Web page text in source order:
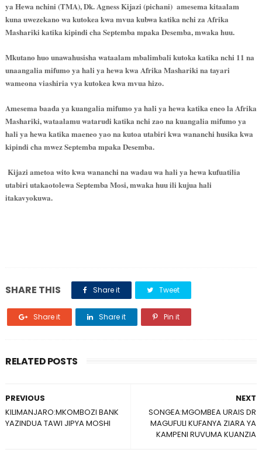
ya Hewa nchini (TMA), Dk. Agness Kijazi (pichani) amesema kitaalam
kuna uwezekano wa kutokea kwa mvua kubwa katika nchi za Afrika
Mashariki katika kipindi cha Septemba mpaka Desemba, mwaka huu.
Mkutano huo unawahusisha wataalam mbalimbali kutoka katika nchi 11 na
unaangalia mifumo ya hali ya hewa kwa Afrika Mashariki na tayari
wameona viashiria vya kutokea kwa mvua hizo.
Amesema baada ya kuangalia mifumo ya hali ya hewa katika eneo la Afrika
Mashariki, wataalamu watarudi katika nchi zao na kuangalia mifumo ya
hali ya hewa katika maeneo yao na kutoa utabiri kwa wananchi husika kwa
kipindi cha mwez Septemba mpaka Desemba.
Kijazi ametoa wito kwa wananchi na wadau wa hali ya hewa kufuatilia
utabiri utakaotolewa Septemba Mosi, mwaka huu ili kujua hali
itakavyokuwa.
SHARE THIS Share it Tweet
Share it Share it Pin it
RELATED POSTS
NEXT
SONGEA:MGOMBEA URAIS DR
MAGUFULI KUFANYA ZIARA YA
KAMPENI RUVUMA KUANZIA
PREVIOUS
KILIMANJARO:MKOMBOZI BANK
YAZINDUA TAWI JIPYA MOSHI